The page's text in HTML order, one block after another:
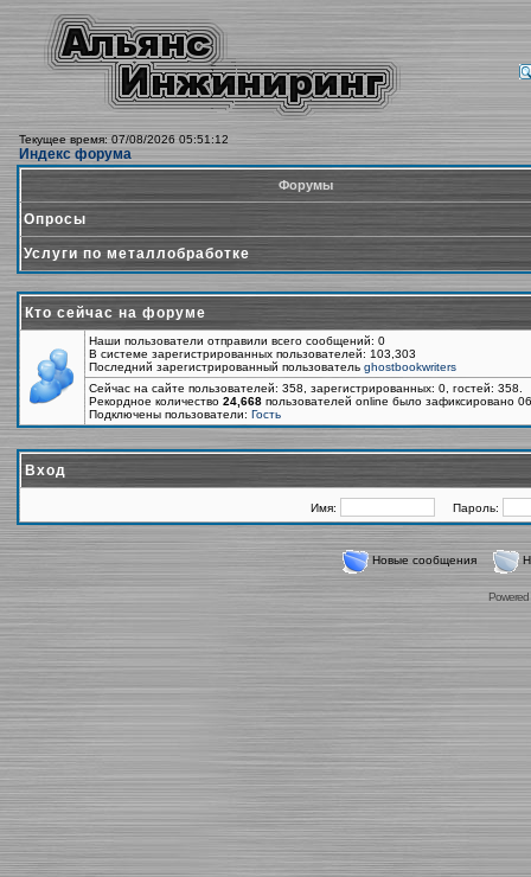
Текущее время: 07/08/2026 05:51:12
Индекс форума
Форумы
Опросы
Услуги по металлобработке
Кто сейчас на форуме
Наши пользователи отправили всего сообщений: 0
В системе зарегистрированных пользователей: 103,303
Последний зарегистрированный пользователь ghostbookwriters
Сейчас на сайте пользователей: 358, зарегистрированных: 0, гостей:
Рекордное количество 24,668 пользователей online было зафиксировано
Подключены пользователи: Гость
Вход
Имя: Пароль:
Новые сообщения